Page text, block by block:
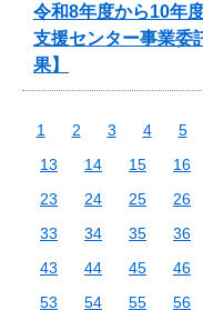
令和8年度から10年
支援センター事業委
果】
1 2 3 4 5
13
14 15 16
23
24 25 26
33
34 35 36
43
44 45 46
53
54 55 56